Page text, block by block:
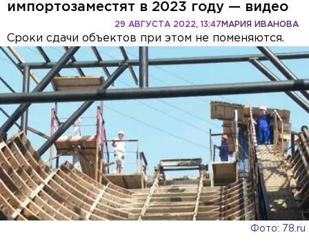
импортозаместят в 2023 году — видео
МАРИЯ ИВАНОВА
29 АВГУСТА 2022, 13:47
Сроки сдачи объектов при этом не поменяются.
Фото: 78.ru